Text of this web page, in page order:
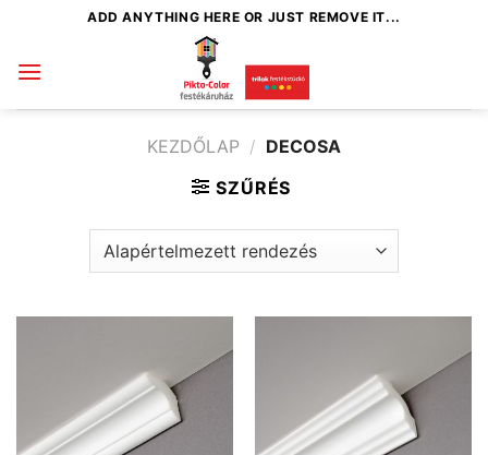
content
ADD ANYTHING HERE OR JUST REMOVE IT...
KEZDŐLAP / DECOSA
SZŰRÉS